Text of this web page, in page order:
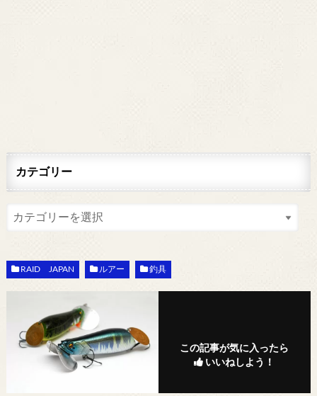
カテゴリー
RAID JAPAN ルアー 釣具
この記事が気に入ったら
いいねしよう！